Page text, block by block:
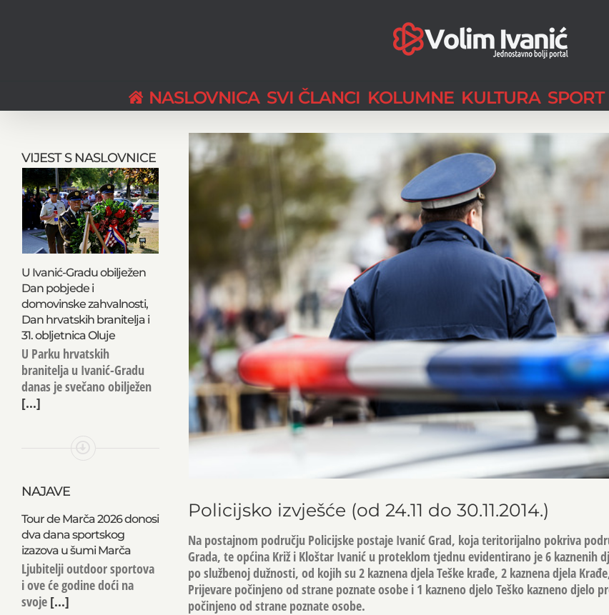
NASLOVNICA SVI ČLANCI KOLUMNE KULTURA SPORT
View
Larger
Image
Policijsko izvješće (od 24.11 do 30.11.2014.)
Na postajnom području Policijske postaje Ivanić Grad, koja teritorijalno pokriva
Grada, te općina Križ i Kloštar Ivanić u proteklom tjednu evidentirano je 6 kaznenih
po službenoj dužnosti, od kojih su 2 kaznena djela Teške krađe, 2 kaznena djela
Prijevare počinjeno od strane poznate osobe i 1 kazneno djelo Teško kazneno djelo
počinjeno od strane poznate osobe.
VIJEST S NASLOVNICE
U Ivanić-Gradu obilježen
Dan pobjede i
domovinske zahvalnosti,
Dan hrvatskih branitelja i
31. obljetnica Oluje
U Parku hrvatskih
branitelja u Ivanić-Gradu
danas je svečano obilježen
[...]
NAJAVE
Tour de Marča 2026 donosi
dva dana sportskog
izazova u šumi Marča
Ljubitelji outdoor sportova
i ove će godine doći na
svoje[...]